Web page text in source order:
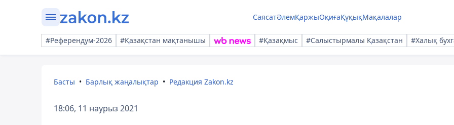
СаясатӘлемҚаржыОқиғаҚұқықМақалалар
#Референдум-2026 #Қазақстан мақтанышы #Қазақмыс #Салыстырмалы Қазақстан #Халық
Басты Барлық жаңалықтар Редакция Zakon.kz
18:06, 11 наурыз 2021